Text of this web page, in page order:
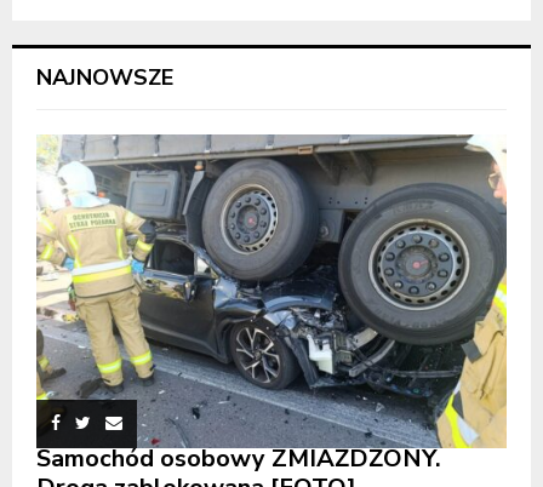
NAJNOWSZE
Samochód osobowy ZMIAŻDŻONY.